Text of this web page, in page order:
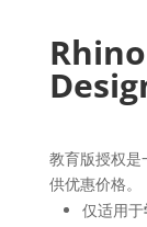
教育版授权是
供优惠价格。
仅适用于